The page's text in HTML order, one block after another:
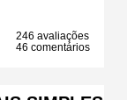
246 avaliações
46 comentários